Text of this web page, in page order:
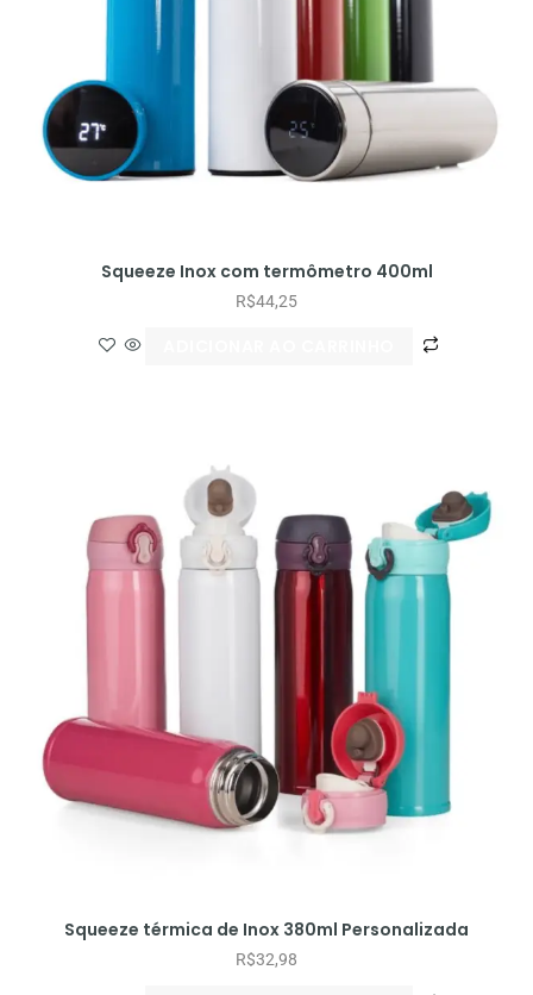
Squeeze Inox com termômetro 400ml
R$44,25
Squeeze térmica de Inox 380ml Personalizada
R$32,98